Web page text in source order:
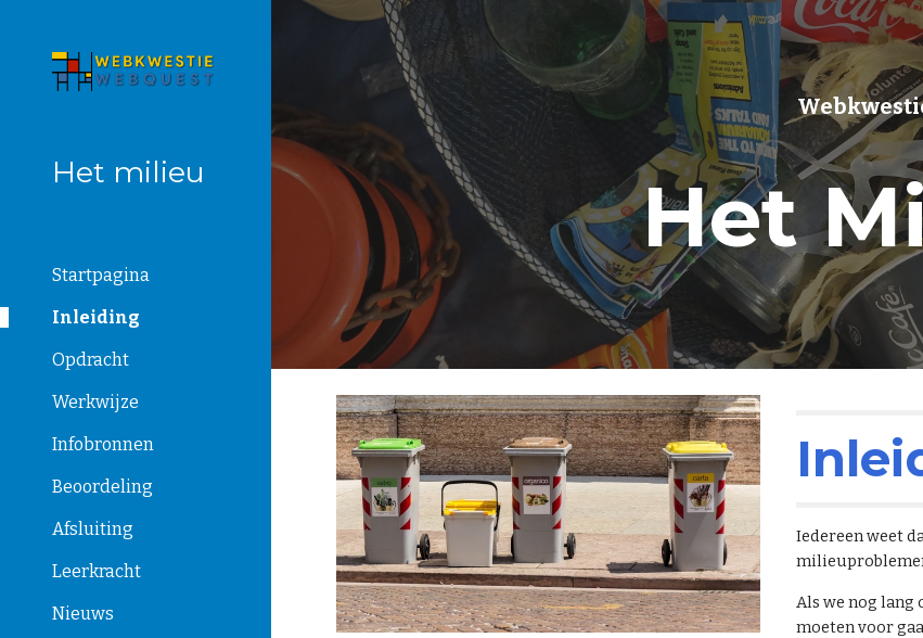
Skip to main content Skip to
Het milieu
Startpagina
Inleiding
Opdracht
Werkwijze
Infobronnen
Beoordeling
Afsluiting
Leerkracht
Nieuws
Het
Iedereen weet
Als we nog lang
moeten voor